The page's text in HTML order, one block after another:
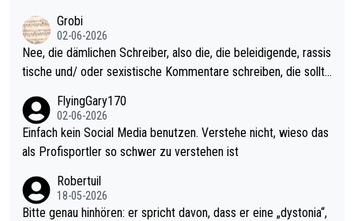
ohl wenig WDF Turniere spielen. Dies war bei Archie Self letzt
es Jahr der Fall. Er musste als amtierender Weltmeister durch
den Qualifier und ich glaube kaum, dass Mitchel sich das (in Ve
gas) antun würde, wenn er doch eigentlich die PDC-WM als Zi
el hat.
Grobi
02-06-2026
Nee, die dämlichen Schreiber, also die, die beleidigende, rassis
tische und/ oder sexistische Kommentare schreiben, die sollte
s Leben in den Griff kriegen. Nur eins wundert mich: Luke Little
r war doch neulich erst derjenige, der über Social Media GvV p
rovoziert hat. Und Littlers Mutter schießt öfters mal gegen Ric
FlyingGary170
02-06-2026
Einfach kein Social Media benutzen. Verstehe nicht, wieso das
als Profisportler so schwer zu verstehen ist
Robertuil
18-05-2026
Bitte genau hinhören: er spricht davon, dass er eine „dystonia“,